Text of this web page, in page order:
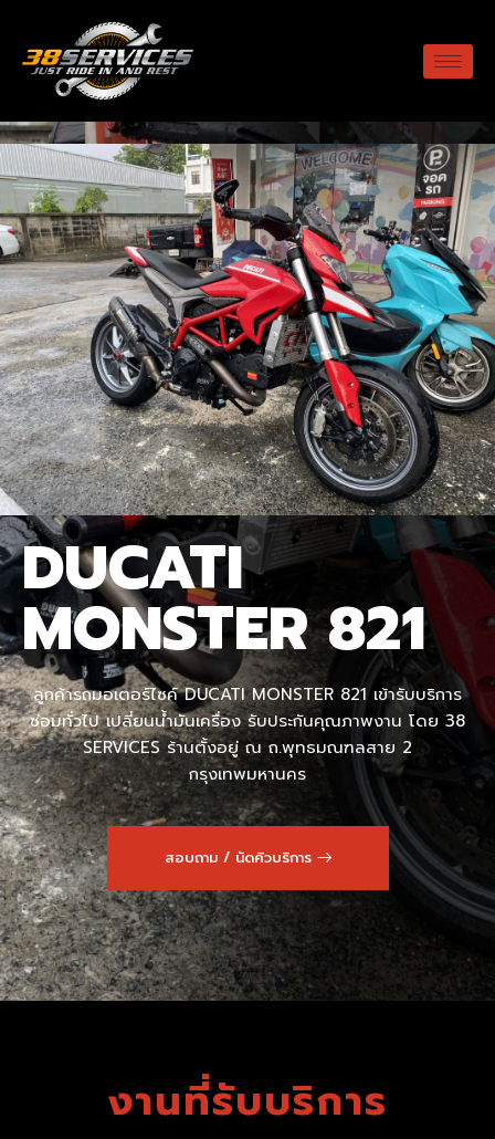
DUCATI
MONSTER 821
ลูกค้ารถมอเตอร์ไซค์ DUCATI MONSTER 821 เข้ารับบริการ
ซ่อมทั่วไป เปลี่ยนน้ำมันเครื่อง รับประกันคุณภาพงาน โดย 38
SERVICES ร้านตั้งอยู่ ณ ถ.พุทธมณฑลสาย 2
กรุงเทพมหานคร
สอบถาม / นัดคิวบริการ
งานที่รับบริการ